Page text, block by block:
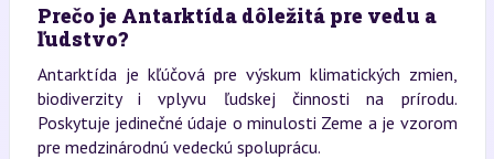
Prečo je Antarktída dôležitá pre vedu a
ľudstvo?
Antarktída je kľúčová pre výskum klimatických zmien,
biodiverzity i vplyvu ľudskej činnosti na prírodu.
Poskytuje jedinečné údaje o minulosti Zeme a je vzorom
pre medzinárodnú vedeckú spoluprácu.